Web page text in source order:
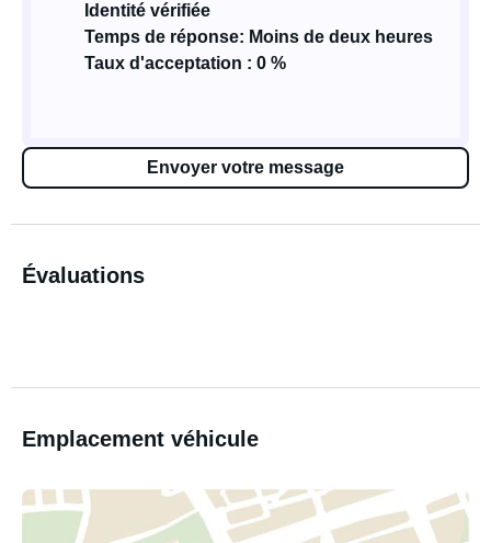
Identité vérifiée
Temps de réponse: Moins de deux heures
Taux d'acceptation : 0 %
Envoyer votre message
Évaluations
Emplacement véhicule